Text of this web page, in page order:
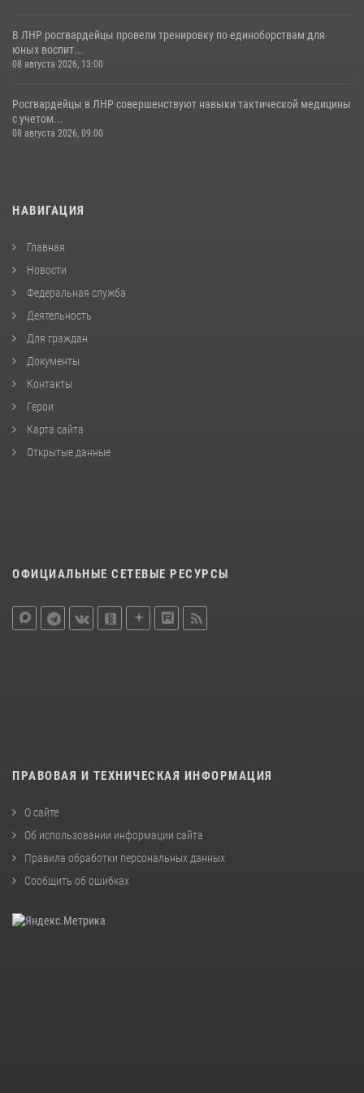
В ЛНР росгвардейцы провели тренировку по единоборствам для
юных воспит...
08 августа 2026, 13:00
Росгвардейцы в ЛНР совершенствуют навыки тактической медицины
с учетом...
08 августа 2026, 09:00
НАВИГАЦИЯ
Главная
Новости
Федеральная служба
Деятельность
Для граждан
Документы
Контакты
Герои
Карта сайта
Открытые данные
ОФИЦИАЛЬНЫЕ СЕТЕВЫЕ РЕСУРСЫ
ПРАВОВАЯ И ТЕХНИЧЕСКАЯ ИНФОРМАЦИЯ
О сайте
Об использовании информации сайта
Правила обработки персональных данных
Сообщить об ошибках